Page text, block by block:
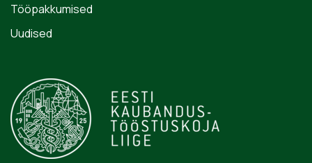
Tööpakkumised
Uudised